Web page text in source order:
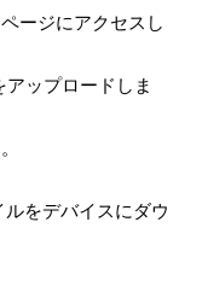
ージにアクセスし
アップロードしま
をデバイスにダウ